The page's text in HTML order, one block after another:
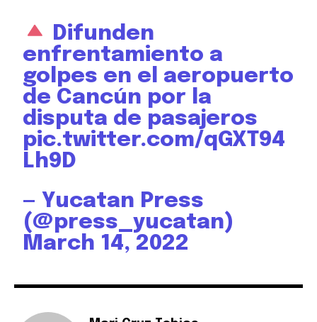
Difunden
enfrentamiento a
golpes en el aeropuerto
de Cancún por la
disputa de pasajeros
pic.twitter.com/qGXT94
Lh9D
— Yucatan Press
(@press_yucatan)
March 14, 2022